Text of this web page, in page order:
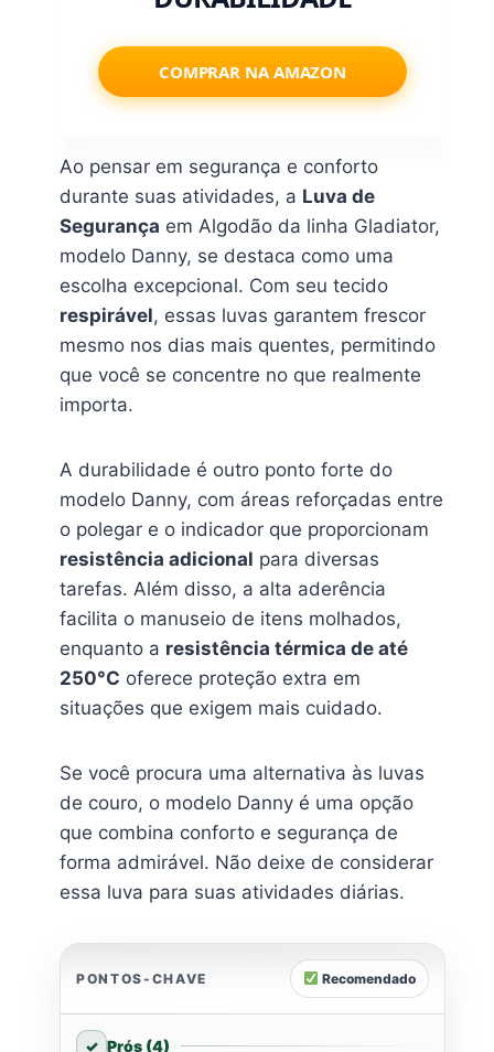
COMPRAR NA AMAZON
Ao pensar em segurança e conforto
durante suas atividades, a Luva de
Segurança em Algodão da linha Gladiator,
modelo Danny, se destaca como uma
escolha excepcional. Com seu tecido
respirável, essas luvas garantem frescor
mesmo nos dias mais quentes, permitindo
que você se concentre no que realmente
importa.
A durabilidade é outro ponto forte do
modelo Danny, com áreas reforçadas entre
o polegar e o indicador que proporcionam
resistência adicional para diversas
tarefas. Além disso, a alta aderência
facilita o manuseio de itens molhados,
enquanto a resistência térmica de até
250°C oferece proteção extra em
situações que exigem mais cuidado.
Se você procura uma alternativa às luvas
de couro, o modelo Danny é uma opção
que combina conforto e segurança de
forma admirável. Não deixe de considerar
essa luva para suas atividades diárias.
PONTOS-CHAVE Recomendado
Prós (4)